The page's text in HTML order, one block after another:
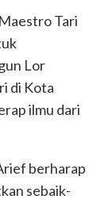
Tari
Lor
di Kota
ilmu dari
berharap
sebaik-